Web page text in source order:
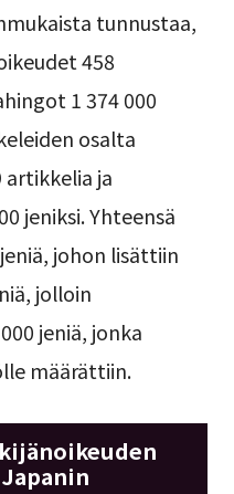
tunnustaa,
458
1 374 000
osalta
ja
jeniksi. Yhteensä
johon lisättiin
jolloin
jeniä, jonka
määrättiin.